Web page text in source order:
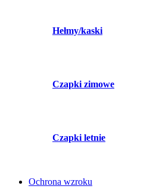
Hełmy/kaski
Czapki zimowe
Czapki letnie
Ochrona wzroku